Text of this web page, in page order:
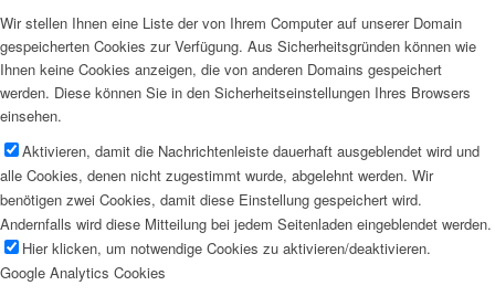
Wir stellen Ihnen eine Liste der von Ihrem Computer auf unserer Domain
gespeicherten Cookies zur Verfügung. Aus Sicherheitsgründen können wie
Ihnen keine Cookies anzeigen, die von anderen Domains gespeichert
werden. Diese können Sie in den Sicherheitseinstellungen Ihres Browsers
einsehen.
Aktivieren, damit die Nachrichtenleiste dauerhaft ausgeblendet wird und
alle Cookies, denen nicht zugestimmt wurde, abgelehnt werden. Wir
benötigen zwei Cookies, damit diese Einstellung gespeichert wird.
Andernfalls wird diese Mitteilung bei jedem Seitenladen eingeblendet werden.
Hier klicken, um notwendige Cookies zu aktivieren/deaktivieren.
Google Analytics Cookies